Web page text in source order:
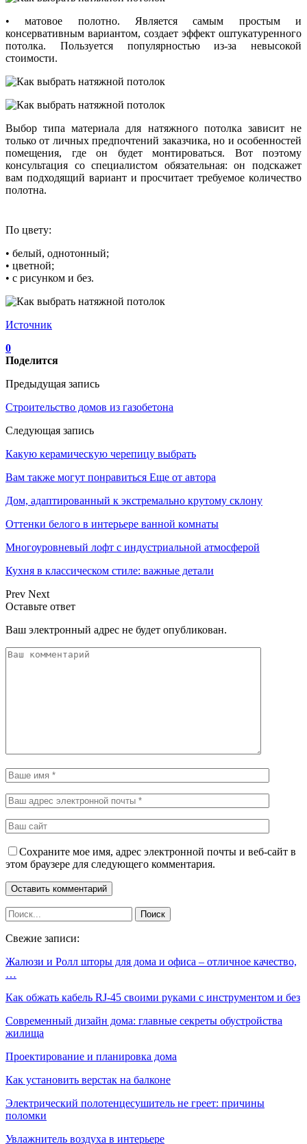
• матовое полотно. Является самым простым и
консервативным вариантом, создает эффект оштукатуренного
потолка. Пользуется популярностью из-за невысокой
стоимости.
Выбор типа материала для натяжного потолка зависит не
только от личных предпочтений заказчика, но и особенностей
помещения, где он будет монтироваться. Вот поэтому
консультация со специалистом обязательная: он подскажет
вам подходящий вариант и просчитает требуемое количество
полотна.
По цвету:
• белый, однотонный;
• цветной;
• с рисунком и без.
Источник
0
Поделится
Предыдущая запись
Строительство домов из газобетона
Следующая запись
Какую керамическую черепицу выбрать
Вам также могут понравиться Еще от автора
Дом, адаптированный к экстремально крутому склону
Оттенки белого в интерьере ванной комнаты
Многоуровневый лофт с индустриальной атмосферой
Кухня в классическом стиле: важные детали
Prev Next
Оставьте ответ
Ваш электронный адрес не будет опубликован.
Сохраните мое имя, адрес электронной почты и веб-сайт в
этом браузере для следующего комментария.
Свежие записи:
Жалюзи и Ролл шторы для дома и офиса – отличное качество,
…
Как обжать кабель RJ-45 своими руками с инструментом и без
Современный дизайн дома: главные секреты обустройства
жилища
Проектирование и планировка дома
Как установить верстак на балконе
Электрический полотенцесушитель не греет: причины
поломки
Увлажнитель воздуха в интерьере